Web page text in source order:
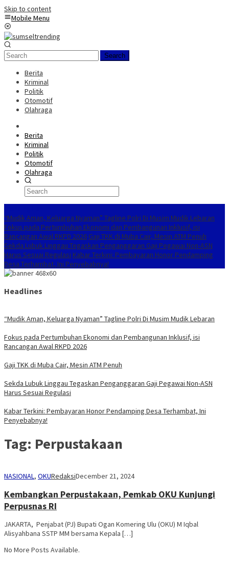
Skip to content
Mobile Menu
Search
Berita
Kriminal
Politik
Otomotif
Olahraga
Berita
Kriminal
Politik
Otomotif
Olahraga
“Mudik Aman, Keluarga Nyaman” Tagline Polri Di Musim Mudik Lebaran
Fokus pada Pertumbuhan Ekonomi dan Pembangunan Inklusif, isi
Rancangan Awal RKPD 2026 Gaji TKK di Muba Cair, Mesin ATM Penuh
Sekda Lubuk Linggau Tegaskan Penganggaran Gaji Pegawai Non-ASN
Harus Sesuai Regulasi Kabar Terkini: Pembayaran Honor Pendamping
Desa Terhambat, Ini Penyebabnya!
Headlines
“Mudik Aman, Keluarga Nyaman” Tagline Polri Di Musim Mudik Lebaran
Fokus pada Pertumbuhan Ekonomi dan Pembangunan Inklusif, isi
Rancangan Awal RKPD 2026
Gaji TKK di Muba Cair, Mesin ATM Penuh
Sekda Lubuk Linggau Tegaskan Penganggaran Gaji Pegawai Non-ASN
Harus Sesuai Regulasi
Kabar Terkini: Pembayaran Honor Pendamping Desa Terhambat, Ini
Penyebabnya!
Tag: Perpustakaan
NASIONAL, OKURedaksiDecember 21, 2024
Kembangkan Perpustakaan, Pemkab OKU Kunjungi
Perpusnas RI
JAKARTA, Penjabat (PJ) Bupati Ogan Komering Ulu (OKU) M Iqbal
Alisyahbana SSTP MM bersama Kepala […]
No More Posts Available.